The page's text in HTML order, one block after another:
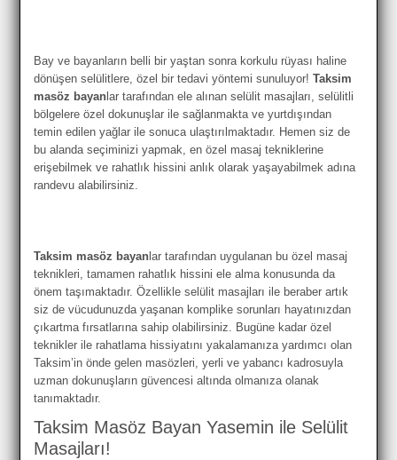
Bay ve bayanların belli bir yaştan sonra korkulu rüyası haline
dönüşen selülitlere, özel bir tedavi yöntemi sunuluyor!Taksim
masöz bayan lar tarafından ele alınan selülit masajları, selülitli
bölgelere özel dokunuşlar ile sağlanmakta ve yurtdışından
temin edilen yağlar ile sonuca ulaştırılmaktadır. Hemen siz de
bu alanda seçiminizi yapmak, en özel masaj tekniklerine
erişebilmek ve rahatlık hissini anlık olarak yaşayabilmek adına
randevu alabilirsiniz.
Taksim masöz bayan lar tarafından uygulanan bu özel masaj
teknikleri, tamamen rahatlık hissini ele alma konusunda da
önem taşımaktadır. Özellikle selülit masajları ile beraber artık
siz de vücudunuzda yaşanan komplike sorunları hayatınızdan
çıkartma fırsatlarına sahip olabilirsiniz. Bugüne kadar özel
teknikler ile rahatlama hissiyatını yakalamanıza yardımcı olan
Taksim’in önde gelen masözleri, yerli ve yabancı kadrosuyla
uzman dokunuşların güvencesi altında olmanıza olanak
tanımaktadır.
Taksim Masöz Bayan Yasemin ile Selülit
Masajları!